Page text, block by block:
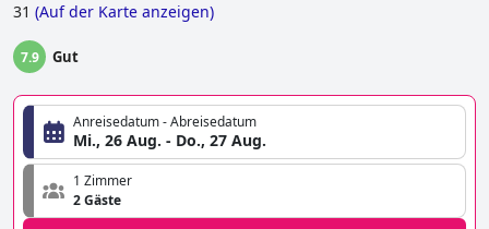
31 (Auf der Karte anzeigen)
7.9 Gut
Anreisedatum - Abreisedatum
Mi., 26 Aug. - Do., 27 Aug.
1 Zimmer
2 Gäste